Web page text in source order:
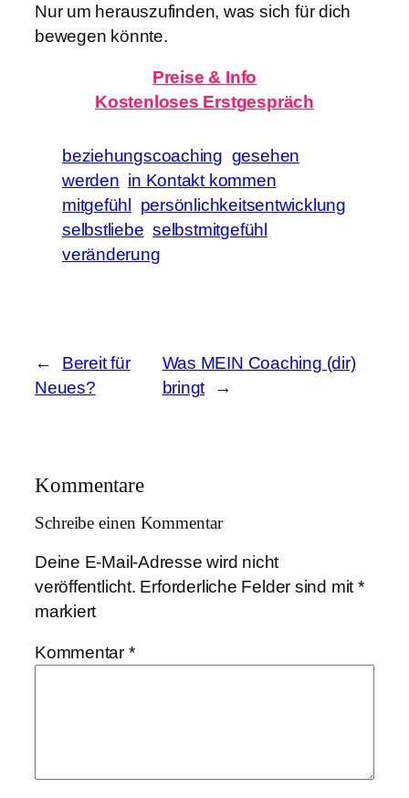
Nur um herauszufinden, was sich für dich
bewegen könnte.
Preise & Info
Kostenloses Erstgespräch
beziehungscoaching gesehen
werden in Kontakt kommen
mitgefühl persönlichkeitsentwicklung
selbstliebe selbstmitgefühl
veränderung
←
Bereit für
Neues?
Was MEIN Coaching (dir)
bringt
→
Kommentare
Schreibe einen Kommentar
Deine E-Mail-Adresse wird nicht
veröffentlicht. Erforderliche Felder sind mit *
markiert
Kommentar *